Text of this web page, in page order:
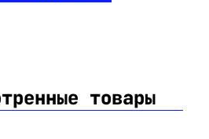
товары